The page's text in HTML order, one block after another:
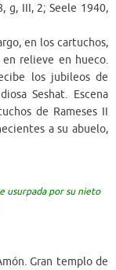
g, III, 2; Seele 1940,
en los cartuchos,
en relieve en hueco.
los jubileos de
Seshat. Escena
de Rameses II
a su abuelo,
usurpada por su nieto
Gran templo de